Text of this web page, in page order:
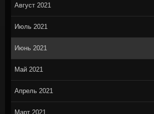
Август 2021
Июль 2021
Июнь 2021
Май 2021
Апрель 2021
Март 2021